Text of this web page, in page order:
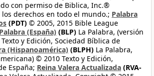
con permiso de Biblica, Inc.®
los derechos en todo el mundo.; Palabra
(PDT) © 2005, 2015 Bible League
(España) (BLP) La Palabra, (versión
y Edición, Sociedad Bíblica de
(Hispanoamérica) (BLPH) La Palabra,
© 2010 Texto y Edición,
España; Reina Valera Actualizada (RVA-